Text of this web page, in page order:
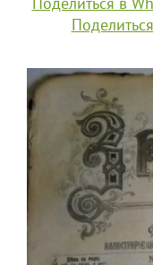
Поделиться в